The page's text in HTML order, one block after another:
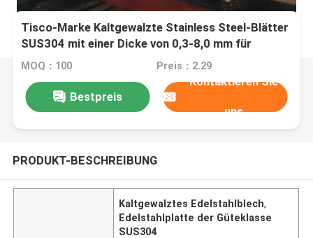
Tisco-Marke Kaltgewalzte Stainless Steel-Blätter
SUS304 mit einer Dicke von 0,3-8,0 mm für
industrielle Anwendungen
MOQ：100 Preis：2.29
Bestpreis
Kontaktieren Sie
uns
PRODUKT-BESCHREIBUNG
Kaltgewalztes Edelstahlblech,
Edelstahlplatte der Güteklasse
SUS304